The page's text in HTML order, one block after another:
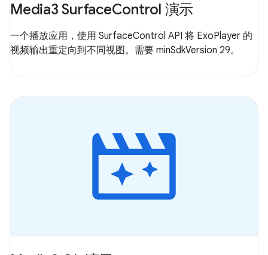
Media3 SurfaceControl 演示
一个播放应用，使用 SurfaceControl API 将 ExoPlayer 的
视频输出重定向到不同视图。需要 minSdkVersion 29。